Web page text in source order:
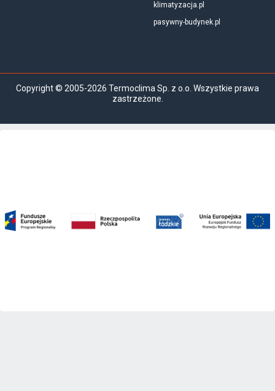
klimatyzacja.pl
pasywny-budynek.pl
Copyright © 2005-2026 Termoclima Sp. z o.o. Wszystkie prawa
zastrzeżone.